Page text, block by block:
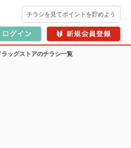
チラシを見てポイントを貯めよう
ラッグストアのチラシ一覧